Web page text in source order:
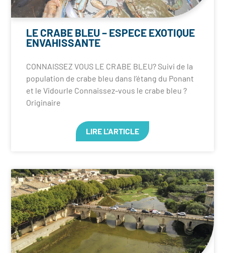
LE CRABE BLEU – ESPECE EXOTIQUE
ENVAHISSANTE
CONNAISSEZ VOUS LE CRABE BLEU? Suivi de la
population de crabe bleu dans l’étang du Ponant
et le Vidourle Connaissez-vous le crabe bleu ?
Originaire
LIRE L'ARTICLE